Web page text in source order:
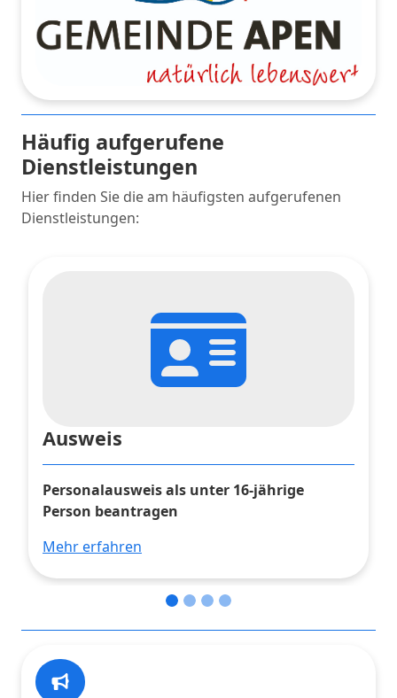
Häufig aufgerufene
Dienstleistungen
Hier finden Sie die am häufigsten aufgerufenen
Dienstleistungen:
Ausweis
Personalausweis als unter 16-jährige
Person beantragen
Mehr erfahren